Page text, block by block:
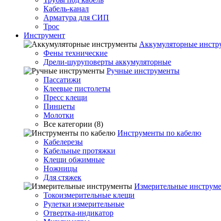
Кабель-канал
Арматура для СИП
Трос
Инструмент
Аккумуляторные
Фены технические
Дрели-шуруповерты аккумуляторные
Ручные инструменты
Пассатижи
Клеевые пистолеты
Пресс клещи
Пинцеты
Молотки
Все категории (8)
Инструменты по кабелю
Кабелерезы
Кабельные протяжки
Клещи обжимные
Ножницы
Для стяжек
Измерительные
Токоизмерительные клещи
Рулетки измерительные
Отвертка-индикатор